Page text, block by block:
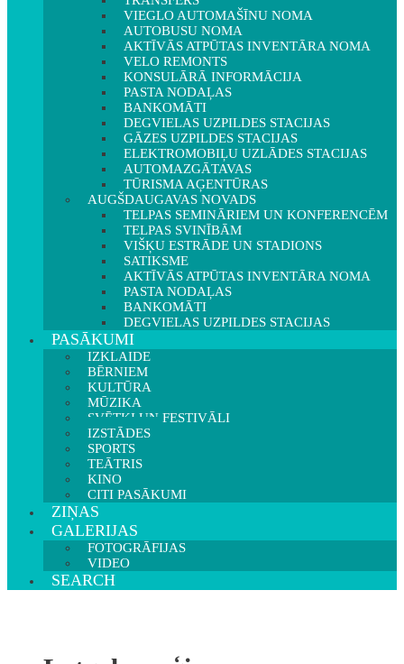
VIEGLO AUTOMAŠĪNU NOMA
AUTOBUSU NOMA
AKTĪVĀS ATPŪTAS INVENTĀRA NOMA
VELO REMONTS
KONSULĀRĀ INFORMĀCIJA
PASTA NODAĻAS
BANKOMĀTI
DEGVIELAS UZPILDES STACIJAS
GĀZES UZPILDES STACIJAS
ELEKTROMOBIĻU UZLĀDES STACIJAS
AUTOMAZGĀTAVAS
TŪRISMA AĢENTŪRAS
AUGŠDAUGAVAS NOVADS
TELPAS SEMINĀRIEM UN KONFERENCĒM
TELPAS SVINĪBĀM
VIŠĶU ESTRĀDE UN STADIONS
SATIKSME
AKTĪVĀS ATPŪTAS INVENTĀRA NOMA
PASTA NODAĻAS
BANKOMĀTI
DEGVIELAS UZPILDES STACIJAS
PASĀKUMI
IZKLAIDE
BĒRNIEM
KULTŪRA
MŪZIKA
SVĒTKI UN FESTIVĀLI
IZSTĀDES
SPORTS
TEĀTRIS
KINO
CITI PASĀKUMI
ZIŅAS
GALERIJAS
FOTOGRĀFIJAS
VIDEO
SEARCH